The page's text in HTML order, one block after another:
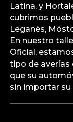
Latina, y
cubrimos
Leganés,
En nuestro
Oficial,
tipo de averías
que su
sin importar su